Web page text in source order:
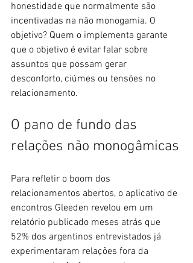
honestidade que normalmente são
incentivadas na não monogamia. O
objetivo? Quem o implementa garante
que o objetivo é evitar falar sobre
assuntos que possam gerar
desconforto, ciúmes ou tensões no
relacionamento.
O pano de fundo das
relações não monogâmicas
Para refletir o boom dos
relacionamentos abertos, o aplicativo de
encontros Gleeden revelou em um
relatório publicado meses atrás que
52% dos argentinos entrevistados já
experimentaram relações fora da